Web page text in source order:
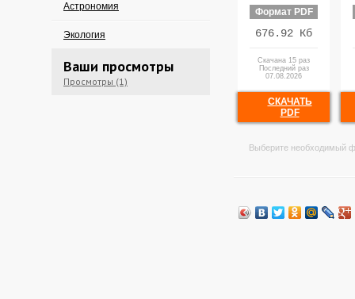
Астрономия
Экология
Ваши просмотры
Просмотры (1)
Формат PDF
676.92 Кб
Скачана 15 раз
Последний раз
07.08.2026
СКАЧАТЬ
PDF
Выберите необходимый